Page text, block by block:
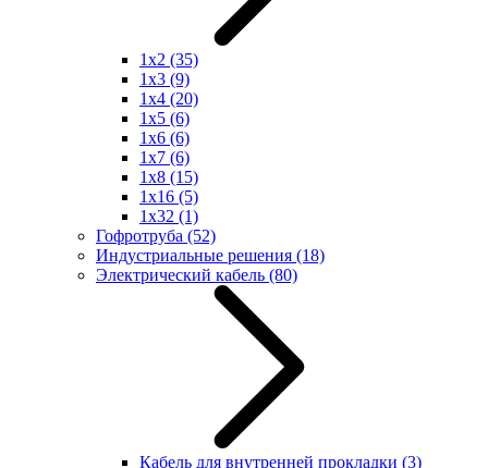
1x2 (35)
1x3 (9)
1x4 (20)
1x5 (6)
1x6 (6)
1x7 (6)
1x8 (15)
1x16 (5)
1x32 (1)
Гофротруба (52)
Индустриальные решения (18)
Электрический кабель (80)
Кабель для внутренней прокладки (3)